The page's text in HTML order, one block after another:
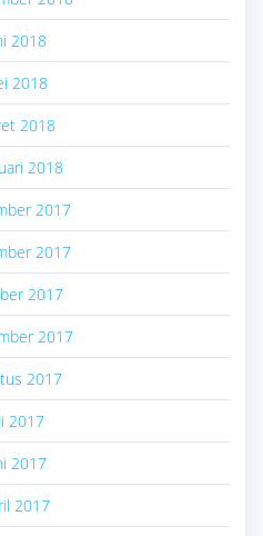
2018
2018
2018
2018
2017
2017
2017
2017
2017
2017
2017
2017